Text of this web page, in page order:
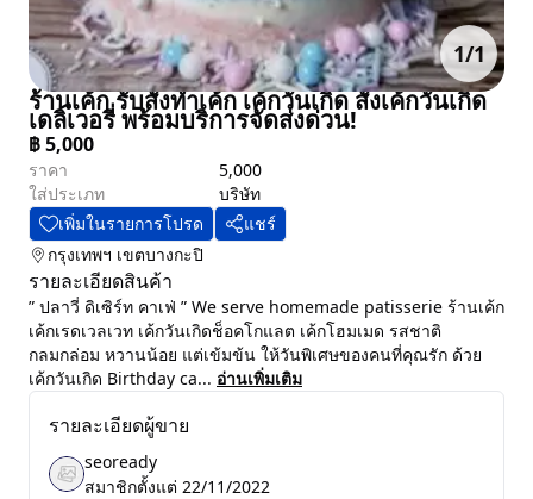
1/1
ร้านเค้ก รับสั่งทำเค้ก เค้กวันเกิด สั่งเค้กวันเกิด
เดลิเวอรี่ พร้อมบริการจัดส่งด่วน!
฿5,000
ราคา
5,000
ใส่ประเภท
บริษัท
เพิ่มในรายการโปรด
แชร์
กรุงเทพฯ เขตบางกะปิ
รายละเอียดสินค้า
” ปลาวี่ ดิเซิร์ท คาเฟ่ ” We serve homemade patisserie ร้านเค้ก
เค้กเรดเวลเวท เค้กวันเกิดช็อคโกแลต เค้กโฮมเมด รสชาติ
กลมกล่อม หวานน้อย แต่เข้มข้น ให้วันพิเศษของคนที่คุณรัก ด้วย
เค้กวันเกิด Birthday ca... อ่านเพิ่มเติม
รายละเอียดผู้ขาย
seoready
สมาชิกตั้งแต่ 22/11/2022